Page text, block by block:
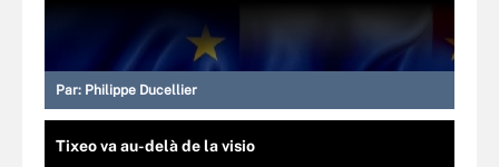
Par: Philippe Ducellier
Tixeo va au-delà de la visio